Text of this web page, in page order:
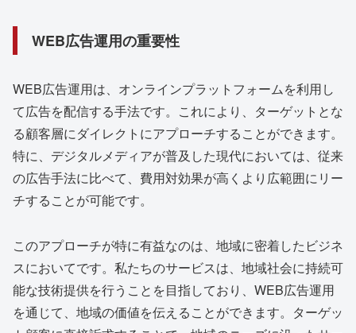
WEB広告運用の重要性
WEB広告運用は、オンラインプラットフォームを利用し
て広告を配信する手法です。これにより、ターゲットとな
る顧客層にダイレクトにアプローチすることができます。
特に、デジタルメディアが普及した現代においては、従来
の広告手法に比べて、費用対効果が高くより広範囲にリー
チすることが可能です。
このアプローチが特に有益なのは、地域に密着したビジネ
スにおいてです。私たちのサービスは、地域社会に持続可
能な技術提供を行うことを目指しており、WEB広告運用
を通じて、地域の価値を伝えることができます。ターゲッ